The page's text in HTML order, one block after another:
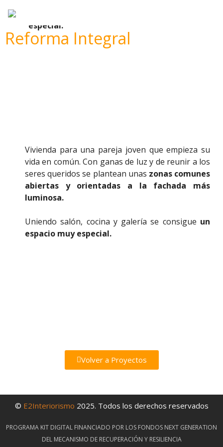
Reforma Integral
especial.
Vivienda para una pareja joven que empieza su
vida en común. Con ganas de luz y de reunir a los
seres queridos se plantean unas zonas comunes
abiertas y orientadas a la fachada más
luminosa.
Uniendo salón, cocina y galería se consigue un
espacio muy especial.
Volver a Proyectos
© E2Interiorismo 2025. Todos los derechos reservados
PROGRAMA KIT DIGITAL FINANCIADO POR LOS FONDOS NEXT GENERATION
DEL MECANISMO DE RECUPERACIÓN Y RESILIENCIA